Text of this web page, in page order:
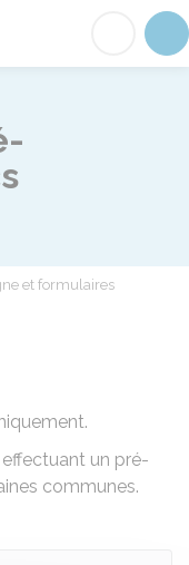
et formulaires
un pré-
communes.